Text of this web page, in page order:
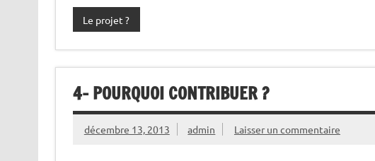
Le projet ?
4- POURQUOI CONTRIBUER ?
décembre 13, 2013 admin Laisser un commentaire